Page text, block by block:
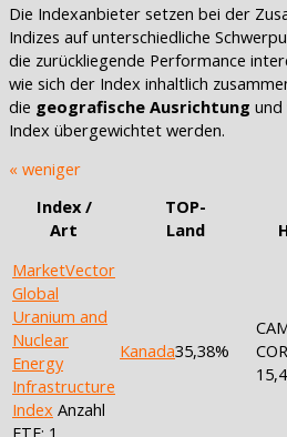
Die Indexanbieter setzen bei der
Indizes auf unterschiedliche
die zurückliegende Performance
wie sich der Index inhaltlich
die geografische Ausrichtung und
Index übergewichtet werden.
« weniger
Index /
Art
TOP-
Land
MarketVector
Global
Uranium and
Nuclear
Energy
Infrastructure
Index Anzahl
Kanada35,38%